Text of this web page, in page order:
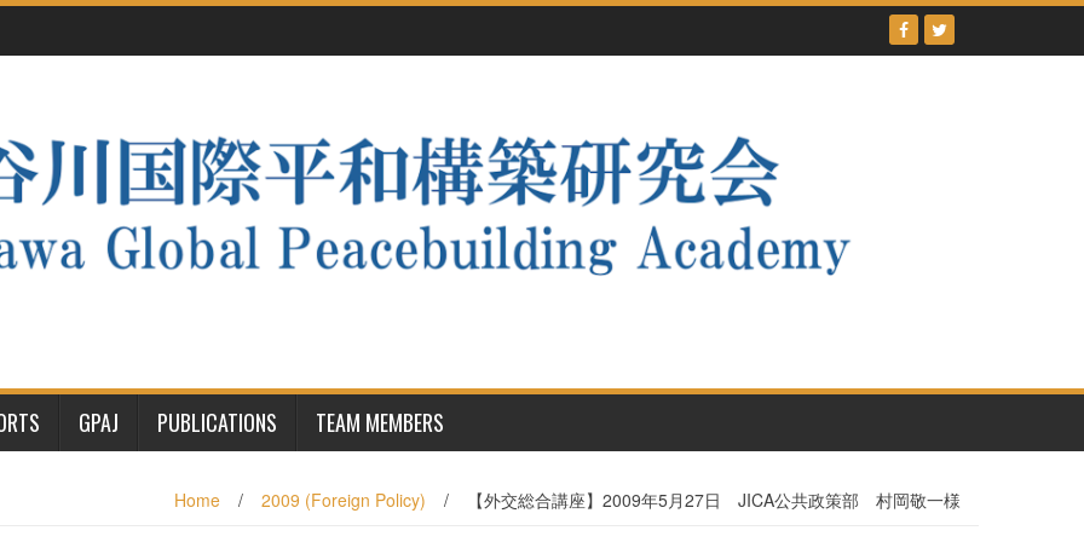
GPAJ PUBLICATIONS TEAM MEMBERS
Home / 2009 (Foreign Policy) / 【外交総合講座】2009年5月27日 JICA公共政策部 村岡敬一様